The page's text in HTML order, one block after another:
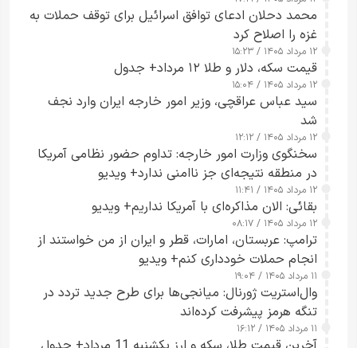
محمد دحلان ادعای توافق اسرائیل برای توقف حملات به
غزه را اصلاح کرد
۱۲ مرداد ۱۴۰۵ / ۱۵:۲۳
قیمت سکه، دلار و طلا ۱۲ مرداد+ جدول
۱۲ مرداد ۱۴۰۵ / ۱۵:۰۴
سید عباس عراقچی، وزیر امور خارجه ایران وارد نجف
شد
۱۲ مرداد ۱۴۰۵ / ۱۲:۱۲
سخنگوی وزارت امور خارجه: تداوم حضور نظامی آمریکا
در منطقه نتیجه‌ای جز ناامنی ندارد+ ویدیو
۱۲ مرداد ۱۴۰۵ / ۱۱:۴۱
بقائی: الان مذاکره‌ای با آمریکا نداریم+ ویدیو
۱۲ مرداد ۱۴۰۵ / ۰۸:۱۷
ترامپ: عربستان، امارات، قطر و ایران از من خواستند از
انجام حملات خودداری کنم+ ویدیو
۱۱ مرداد ۱۴۰۵ / ۱۹:۰۴
وال‌استریت ژورنال: میانجی‌ها برای طرح جدید تردد در
تنگه هرمز پیشرفت کرده‌اند
۱۱ مرداد ۱۴۰۵ / ۱۶:۱۲